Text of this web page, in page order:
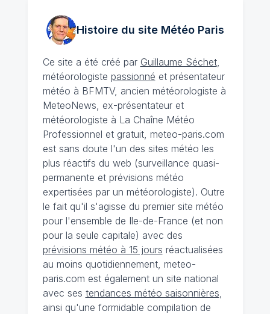
Histoire du site MétéoParis
Ce site a été créé par Guillaume Séchet,
météorologiste passionné et présentateur
météo à BFMTV, ancien météorologiste à
MeteoNews, ex-présentateur et
météorologiste à La Chaîne Météo
Professionnel et gratuit, meteo-paris.com
est sans doute l'un des sites météo les
plus réactifs du web (surveillance quasi-
permanente et prévisions météo
expertisées par un météorologiste). Outre
le fait qu'il s'agisse du premier site météo
pour l'ensemble de Ile-de-France (et non
pour la seule capitale) avec des
prévisions météo à 15 jours réactualisées
au moins quotidiennement, meteo-
paris.com est également un site national
avec ses tendances météo saisonnières,
ainsi qu'une formidable compilation de